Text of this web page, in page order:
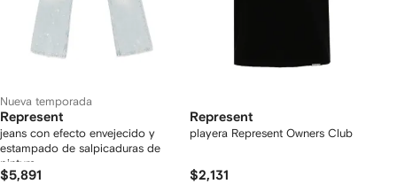
Nueva temporada
Represent
jeans con efecto envejecido y
estampado de salpicaduras de
pintura
$5,891
Represent
playera Represent Owners Club
$2,131